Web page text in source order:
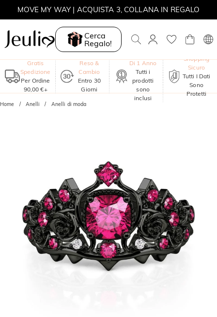
MOVE MY WAY | ACQUISTA 3, COLLANA IN REGALO
Cerca
Regalo!
Gratis
Spedizione
Per Ordine
90,00 €+
Reso &
Cambio
Entro 30
Giorni
Di 1 Anno
Tutti i
prodotti
sono
inclusi
Shopping
Sicuro
Tutti I Dati
Sono
Protetti
Home Anelli Anelli di moda